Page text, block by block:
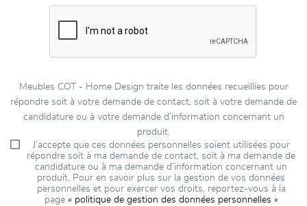
Meubles COT - Home Design traite les données recueillies pour
répondre soit à votre demande de contact, soit à votre demande de
candidature ou à votre demande d’information concernant un
produit.
J’accepte que ces données personnelles soient utilisées pour
répondre soit à ma demande de contact, soit à ma demande de
candidature ou à ma demande d’information concernant un
produit. Pour en savoir plus sur la gestion de vos données
personnelles et pour exercer vos droits, reportez-vous à la
page « politique de gestion des données personnelles »